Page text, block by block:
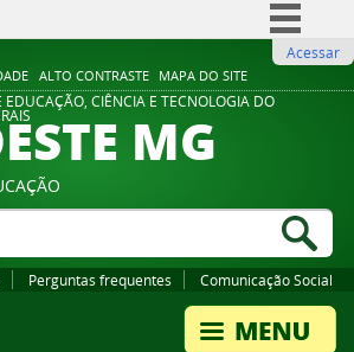
ALTO CONTRASTE MAPA DO SITE
Comunica BR
Participe
Legislação
Acessar
EDUCAÇÃO, CIÊNCIA E TECNOLOGIA DO
MG
Perguntas frequentes Comunicação Social